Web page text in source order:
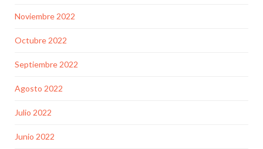
Noviembre 2022
Octubre 2022
Septiembre 2022
Agosto 2022
Julio 2022
Junio 2022